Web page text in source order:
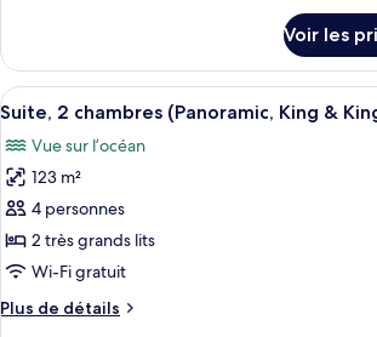
grands
lits,
front
de
mer
le
type
de
Chambre,
2
grands
lits,
en
front
de
mer
Voir les
Afficher
toutes
les
photos
pour
ce
type
chambre :
Une
13
Suite, 2 chambres (Panoramic, King &
Vue sur l’océan
123 m²
4 personnes
2 très grands lits
Wi-Fi gratuit
Plus de détails
Plus